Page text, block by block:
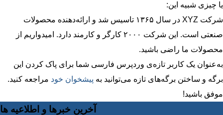
یا چیزی شبیه این:
شرکت XYZ در سال ۱۳۶۵ تاسیس شد و ارائه‌دهنده محصولات
صنعتی است. این شرکت ۲۰۰۰ کارگر و کارمند دارد. امیدواریم از
محصولات ما راضی باشید.
به‌عنوان یک کاربر تازه‌ی وردپرس فارسی شما برای پاک کردن این
برگه و ساختن برگه‌های تازه می‌توانید به پیشخوان خود مراجعه کنید.
موفق باشید!
آخرین خبرها و اطلاعیه ها